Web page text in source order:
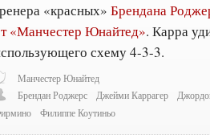
«красных»Брендана
«Манчестер Юнайтед». Карра
схему 4-3-3.
Манчестер Юнайтед
Брендан Роджерс
Джейми Каррагер
Филиппе Коутиньо